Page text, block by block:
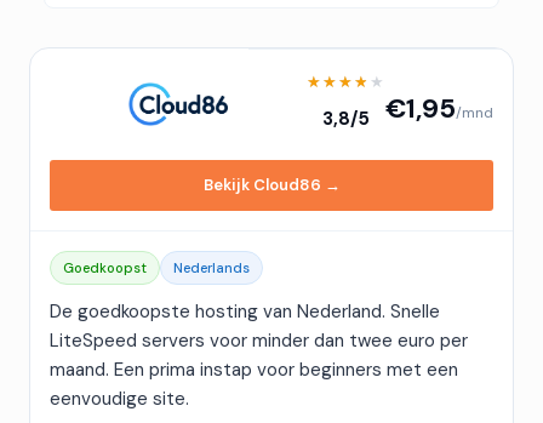
★★★★★
★★★★★
3,8/5 €1,95/mnd
Bekijk Cloud86 →
Goedkoopst Nederlands
De goedkoopste hosting van Nederland. Snelle
LiteSpeed servers voor minder dan twee euro per
maand. Een prima instap voor beginners met een
eenvoudige site.